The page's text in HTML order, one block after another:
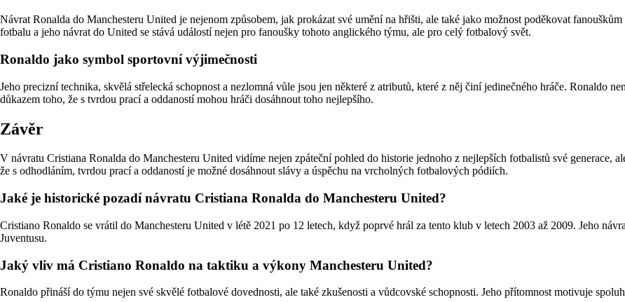
Návrat Ronalda do Manchesteru United je nejenom způsobem, jak prokázat své umění na hřišti, ale také jako možnost poděkovat
fotbalu a jeho návrat do United se stává událostí nejen pro fanoušky tohoto anglického týmu, ale pro celý fotbalový svět.
Ronaldo jako symbol sportovní výjimečnosti
Jeho precizní technika, skvělá střelecká schopnost a nezlomná vůle jsou jen některé z atributů, které z něj činí jedinečného hráče. Ronaldo
důkazem toho, že s tvrdou prací a oddaností mohou hráči dosáhnout toho nejlepšího.
Závěr
V návratu Cristiana Ronalda do Manchesteru United vidíme nejen zpáteční pohled do historie jednoho z nejlepších fotbalistů své generace,
že s odhodláním, tvrdou prací a oddaností je možné dosáhnout slávy a úspěchu na vrcholných fotbalových pódiích.
Jaké je historické pozadí návratu Cristiana Ronalda do Manchesteru United?
Cristiano Ronaldo se vrátil do Manchesteru United v létě 2021 po 12 letech, když poprvé hrál za tento klub v letech 2003 až 2009. Jeho
Juventusu.
Jaký vliv má Cristiano Ronaldo na taktiku a výkony Manchesteru United?
Ronaldo přináší do týmu nejen své skvělé fotbalové dovednosti, ale také zkušenosti a vůdcovské schopnosti. Jeho přítomnost motivuje